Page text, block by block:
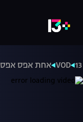
VOD אחת אפס אפס